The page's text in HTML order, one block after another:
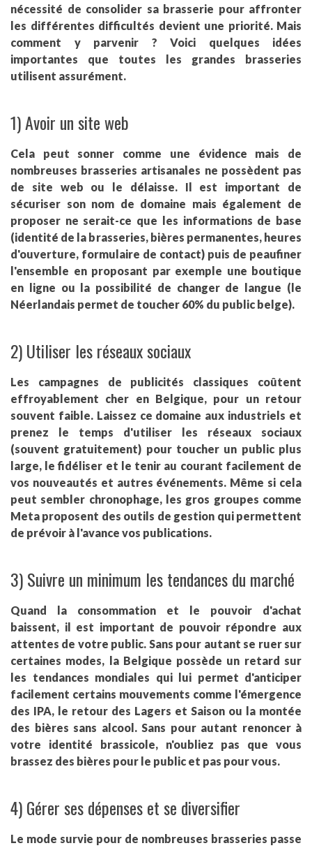
nécessité de consolider sa brasserie pour affronter
les différentes difficultés devient une priorité. Mais
comment y parvenir ? Voici quelques idées
importantes que toutes les grandes brasseries
utilisent assurément.
1) Avoir un site web
Cela peut sonner comme une évidence mais de
nombreuses brasseries artisanales ne possèdent pas
de site web ou le délaisse. Il est important de
sécuriser son nom de domaine mais également de
proposer ne serait-ce que les informations de base
(identité de la brasseries, bières permanentes, heures
d'ouverture, formulaire de contact) puis de peaufiner
l'ensemble en proposant par exemple une boutique
en ligne ou la possibilité de changer de langue (le
Néerlandais permet de toucher 60% du public belge).
2) Utiliser les réseaux sociaux
Les campagnes de publicités classiques coûtent
effroyablement cher en Belgique, pour un retour
souvent faible. Laissez ce domaine aux industriels et
prenez le temps d'utiliser les réseaux sociaux
(souvent gratuitement) pour toucher un public plus
large, le fidéliser et le tenir au courant facilement de
vos nouveautés et autres événements. Même si cela
peut sembler chronophage, les gros groupes comme
Meta proposent des outils de gestion qui permettent
de prévoir à l'avance vos publications.
3) Suivre un minimum les tendances du marché
Quand la consommation et le pouvoir d'achat
baissent, il est important de pouvoir répondre aux
attentes de votre public. Sans pour autant se ruer sur
certaines modes, la Belgique possède un retard sur
les tendances mondiales qui lui permet d'anticiper
facilement certains mouvements comme l'émergence
des IPA, le retour des Lagers et Saison ou la montée
des bières sans alcool. Sans pour autant renoncer à
votre identité brassicole, n'oubliez pas que vous
brassez des bières pour le public et pas pour vous.
4) Gérer ses dépenses et se diversifier
Le mode survie pour de nombreuses brasseries passe